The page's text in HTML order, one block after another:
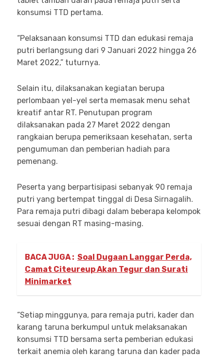
konsumsi TTD pertama.
“Pelaksanaan konsumsi TTD dan edukasi remaja
putri berlangsung dari 9 Januari 2022 hingga 26
Maret 2022,” tuturnya.
Selain itu, dilaksanakan kegiatan berupa
perlombaan yel-yel serta memasak menu sehat
kreatif antar RT. Penutupan program
dilaksanakan pada 27 Maret 2022 dengan
rangkaian berupa pemeriksaan kesehatan, serta
pengumuman dan pemberian hadiah para
pemenang.
Peserta yang berpartisipasi sebanyak 90 remaja
putri yang bertempat tinggal di Desa Sirnagalih.
Para remaja putri dibagi dalam beberapa kelompok
sesuai dengan RT masing-masing.
BACA JUGA : Soal Dugaan Langgar Perda,
Camat Citeureup Akan Tegur dan Surati
Minimarket
“Setiap minggunya, para remaja putri, kader dan
karang taruna berkumpul untuk melaksanakan
konsumsi TTD bersama serta pemberian edukasi
terkait anemia oleh karang taruna dan kader pada